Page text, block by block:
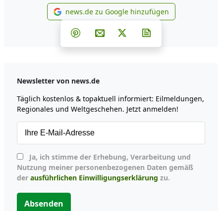
news.de zu Google
news.de zu Google hinzufügen
Teilen auf Facebook
Teilen auf Whatsapp
Teilen auf Telegram
Teilen auf Pinterest
Per E-Mail teilen
Post auf X
Newsletter von news.de
Täglich kostenlos & topaktuell informiert: Eilmeldungen,
Regionales und Weltgeschehen. Jetzt anmelden!
Nutzung meiner personenbezogenen Daten gemäß
der ausführlichen Einwilligungserklärung zu.
Absenden